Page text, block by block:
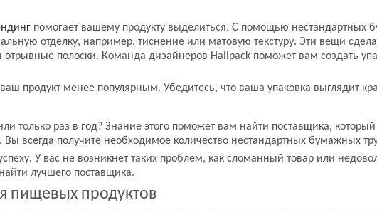
помогает вашему продукту выделиться. С помощью нестандартных
отделку, например, тиснение или матовую текстуру. Эти вещи
полоски. Команда дизайнеров Hallpack поможет вам создать
продукт менее популярным. Убедитесь, что ваша упаковка выглядит
только раз в год? Знание этого поможет вам найти поставщика,
всегда получите необходимое количество нестандартных бумажных
У вас не возникнет таких проблем, как сломанный товар или
лучшего поставщика.
пищевых продуктов